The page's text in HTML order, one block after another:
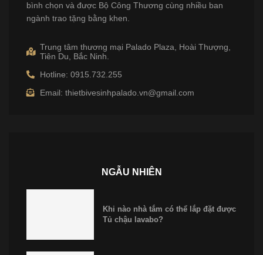
bình chọn và được Bộ Công Thương cùng nhiều ban
ngành trao tặng bằng khen.
Trung tâm thương mại Palado Plaza, Hoài Thượng,
Tiên Du, Bắc Ninh.
Hotline: 0915.732.255
Email: thietbivesinhpalado.vn@gmail.com
NGẪU NHIÊN
Khi nào nhà tắm có thể lắp đặt được
Tủ chậu lavabo?